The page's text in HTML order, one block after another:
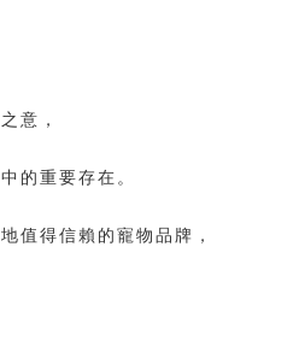
意，
的重要存在。
值得信賴的寵物品牌，